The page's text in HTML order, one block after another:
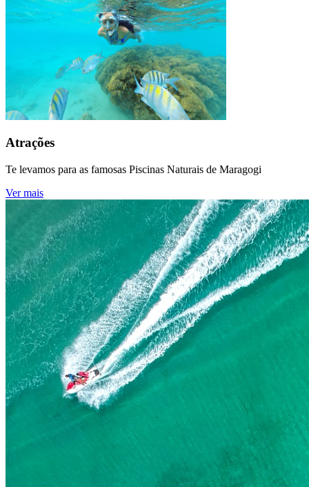
Atrações
Te levamos para as famosas Piscinas Naturais de Maragogi
Ver mais